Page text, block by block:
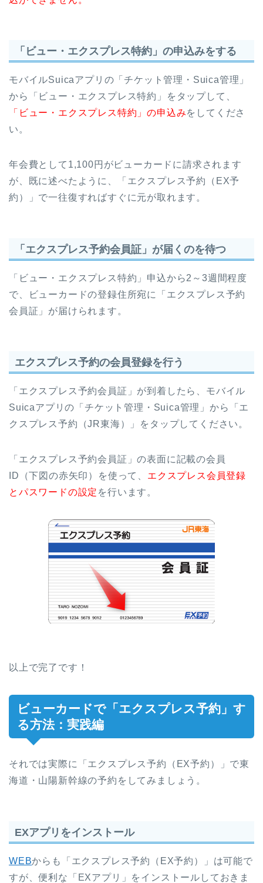
「ビュー・エクスプレス特約」の申込みをする
モバイルSuicaアプリの「チケット管理・Suica管理」
から「ビュー・エクスプレス特約」をタップして、
「ビュー・エクスプレス特約」の申込みをしてくださ
い。
年会費として1,100円がビューカードに請求されます
が、既に述べたように、「エクスプレス予約（EX予
約）」で一往復すればすぐに元が取れます。
「エクスプレス予約会員証」が届くのを待つ
「ビュー・エクスプレス特約」申込から2～3週間程度
で、ビューカードの登録住所宛に「エクスプレス予約
会員証」が届けられます。
エクスプレス予約の会員登録を行う
「エクスプレス予約会員証」が到着したら、モバイル
Suicaアプリの「チケット管理・Suica管理」から「エ
クスプレス予約（JR東海）」をタップしてください。
「エクスプレス予約会員証」の表面に記載の会員
ID（下図の赤矢印）を使って、 エクスプレス会員登録
とパスワードの設定 を行います。
以上で完了です！
ビューカードで「エクスプレス予約」す
る方法：実践編
それでは実際に「エクスプレス予約（EX予約）」で東
海道・山陽新幹線の予約をしてみましょう。
EXアプリをインストール
WEBからも「エクスプレス予約（EX予約）」は可能で
すが、便利な「EXアプリ」をインストールしておきま